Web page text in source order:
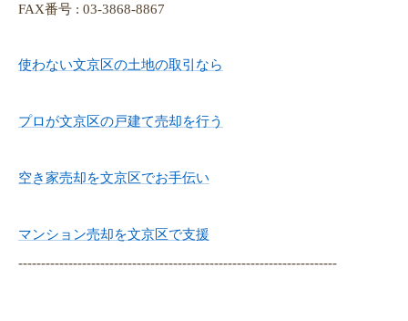
FAX番号 : 03-3868-8867
使わない文京区の土地の取引なら
プロが文京区の戸建て売却を行う
空き家売却を文京区でお手伝い
マンション売却を文京区で支援
----------------------------------------------------------------------